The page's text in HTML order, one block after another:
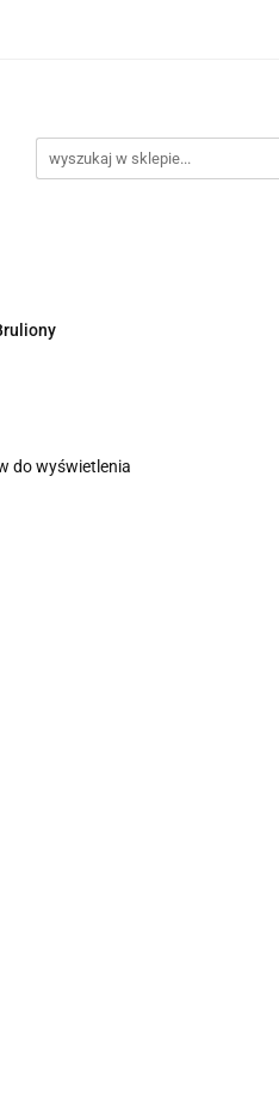
do wyświetlenia